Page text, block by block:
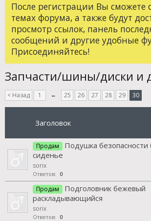
После регистрации Вы сможете
темах форума, а также будут
просмотр ссылок, панель
сообщений и другие удобные
Присоединяйтесь!
Запчасти/шины/диски и
< Назад 1 ← 25 26 27 28 29 30
Заголовок
Продам
Подушка безопасности
сиденье
sorix
Ответов: 0
Продам
Подголовник бежевый
раскладывающийся
sorix
Ответов: 0